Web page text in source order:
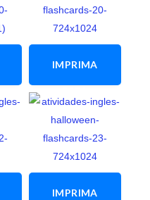
IMPRIMA
ATIVIDADE
IMPRIMA